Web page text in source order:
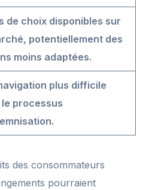
de choix disponibles sur
potentiellement des
moins adaptées.
plus difficile
le processus
des consommateurs
pourraient